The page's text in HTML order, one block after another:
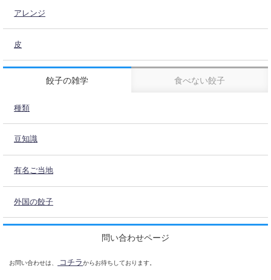
アレンジ
皮
餃子の雑学 食べない餃子
種類
豆知識
有名ご当地
外国の餃子
問い合わせページ
お問い合わせは、 コチラ からお待ちしております。